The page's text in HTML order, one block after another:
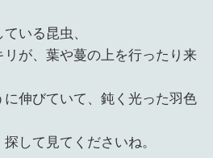
いる昆虫、
が、葉や蔓の上を行ったり来
伸びていて、鈍く光った羽色
して見てくださいね。